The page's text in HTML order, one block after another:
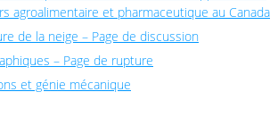
agroalimentaire et pharmaceutique au Canada
de la neige – Page de discussion
– Page de rupture
et génie mécanique